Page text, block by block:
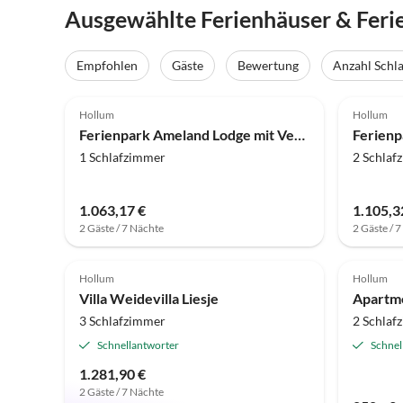
Ausgewählte Ferienhäuser &
Empfohlen Gäste Bewertung
Anzahl
Hollum
Ferienpark Ameland Lodge mit Veranda
1 Schlafzimmer
1.063,17 €
2 Gäste / 7 Nächte
Hollum
2
2 Gäste /
5.0 (1)
Hollum
Villa Weidevilla Liesje
3 Schlafzimmer
Schnellantworter
1.281,90 €
2 Gäste / 7 Nächte
Hollum
2